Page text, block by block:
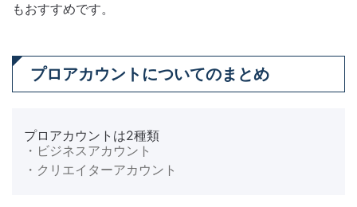
もおすすめです。
プロアカウントについてのまとめ
プロアカウントは2種類
・ビジネスアカウント
・クリエイターアカウント